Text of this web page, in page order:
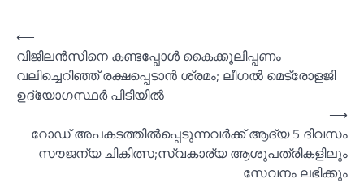
Post
navigation
⟵
വിജിലൻസിനെ കണ്ടപ്പോള്‍ കൈക്കൂലിപ്പണം
വലിച്ചെറിഞ്ഞ് രക്ഷപ്പെടാൻ ശ്രമം; ലീഗല്‍ മെട്രോളജി
ഉദ്യോഗസ്ഥര്‍ പിടിയില്‍
റോഡ് അപകടത്തില്‍പ്പെടുന്നവര്‍ക്ക് ആദ്യ 5 ദിവസം
സൗജന്യ ചികിത്സ;സ്വകാര്യ ആശുപത്രികളിലും
സേവനം ലഭിക്കും
⟶